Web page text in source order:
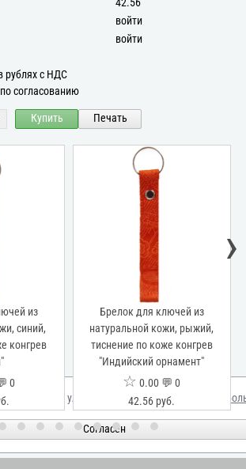
войти
войти
рублях с НДС
согласованию
Купить Печать
из
синий,
конгрев
0
Брелок для ключей из
натуральной кожи, рыжий,
тиснение по коже конгрев
"Индийский орнамент"
☆ 0.00 💬 0
42.56 руб.
›
куки для улучшения вашего опыта. Узнать
Согласен